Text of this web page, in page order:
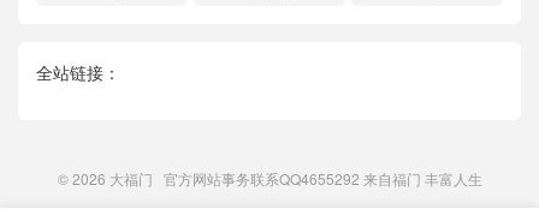
全站链接：
© 2026 大福门 官方网站事务联系QQ4655292 来自福门 丰富人生